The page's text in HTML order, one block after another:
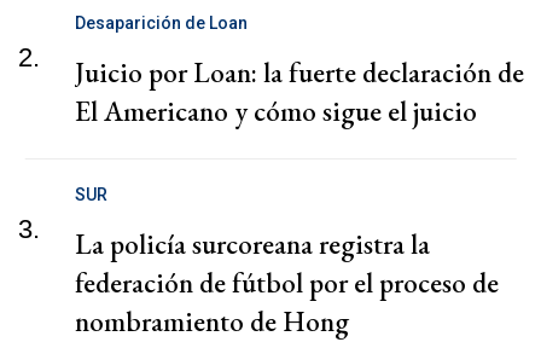
2.
Desaparición de Loan
Juicio por Loan: la fuerte declaración de
El Americano y cómo sigue el juicio
3.
SUR
La policía surcoreana registra la
federación de fútbol por el proceso de
nombramiento de Hong